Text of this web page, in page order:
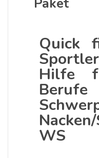
Quick
Hilfe
WS